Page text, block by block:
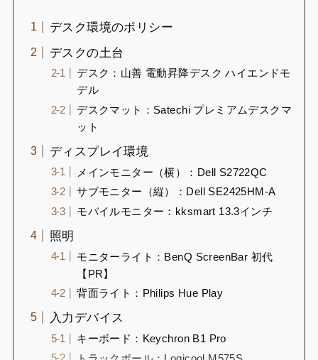
デスク環境のポリシー
デスクの土台
デスク：山善 電動昇降デスク ハイエンドモ
デル
デスクマット：Satechi プレミアムデスクマ
ット
ディスプレイ環境
メインモニター（横）：Dell S2722QC
サブモニター（縦）：Dell SE2425HM-A
モバイルモニター：kksmart 13.3インチ
照明
モニターライト：BenQ ScreenBar 初代
【PR】
背面ライト：Philips Hue Play
入力デバイス
キーボード：Keychron B1 Pro